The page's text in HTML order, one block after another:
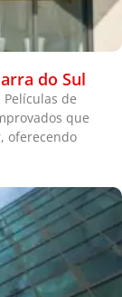
do Sul
Películas de
que
oferecendo